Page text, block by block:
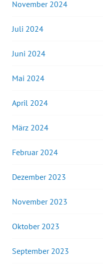
November 2024
Juli 2024
Juni 2024
Mai 2024
April 2024
März 2024
Februar 2024
Dezember 2023
November 2023
Oktober 2023
September 2023